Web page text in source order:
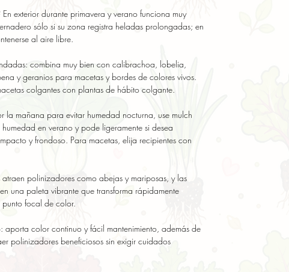
exterior durante primavera y verano funciona muy
sólo si su zona registra heladas prolongadas; en
al aire libre.
combina muy bien con calibrachoa, lobelia,
y geranios para macetas y bordes de colores vivos.
colgantes con plantas de hábito colgante.
la mañana para evitar humedad nocturna, use mulch
en verano y pode ligeramente si desea
y frondoso. Para macetas, elija recipientes con
polinizadores como abejas y mariposas, y las
una paleta vibrante que transforma rápidamente
focal de color.
aporta color continuo y fácil mantenimiento, además de
polinizadores beneficiosos sin exigir cuidados